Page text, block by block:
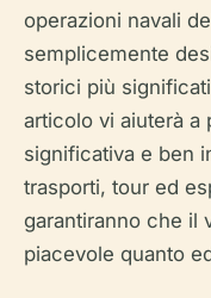
operazioni navali
semplicemente
storici più
articolo vi aiuterà a
significativa e ben
trasporti, tour ed
garantiranno che il
piacevole quanto